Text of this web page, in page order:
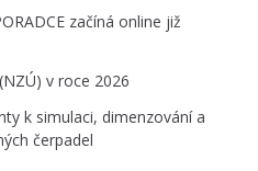
začíná online již
v roce 2026
k simulaci, dimenzování a
čerpadel